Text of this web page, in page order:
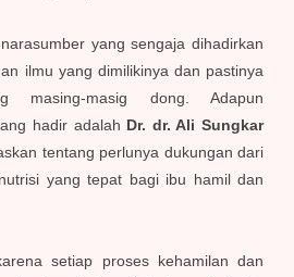
yang sengaja dihadirkan
ilmu yang dimilikinya dan pastinya
masing-masig dong. Adapun
hadir adalah Dr. dr. Ali Sungkar
tentang perlunya dukungan dari
yang tepat bagi ibu hamil dan
setiap proses kehamilan dan